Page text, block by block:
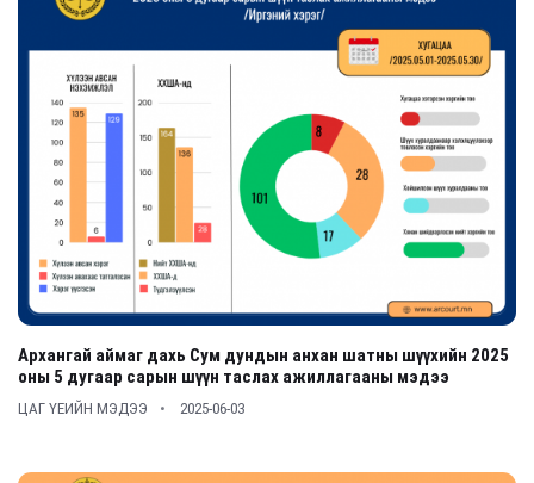
Архангай аймаг дахь Сум дундын анхан шатны шүүхийн 2025
оны 5 дугаар сарын шүүн таслах ажиллагааны мэдээ
ЦАГ ҮЕИЙН МЭДЭЭ 2025-06-03